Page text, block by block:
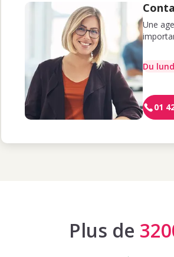
Une
Du
01
Plus de